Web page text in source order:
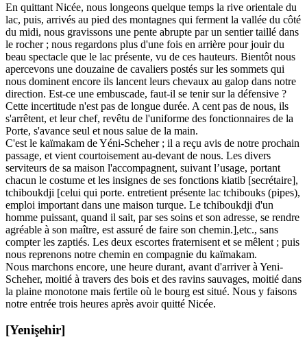
En quittant Nicée, nous longeons quelque temps la rive orientale du
lac, puis, arrivés au pied des montagnes qui ferment la vallée du côté
du midi, nous gravissons une pente abrupte par un sentier taillé dans
le rocher ; nous regardons plus d'une fois en arrière pour jouir du
beau spectacle que le lac présente, vu de ces hauteurs. Bientôt nous
apercevons une douzaine de cavaliers postés sur les sommets qui
nous dominent encore ils lancent leurs chevaux au galop dans notre
direction. Est-ce une embuscade, faut-il se tenir sur la défensive ?
Cette incertitude n'est pas de longue durée. A cent pas de nous, ils
s'arrêtent, et leur chef, revêtu de l'uniforme des fonctionnaires de la
Porte, s'avance seul et nous salue de la main.
C'est le kaïmakam de Yéni-Scheher ; il a reçu avis de notre prochain
passage, et vient courtoisement au-devant de nous. Les divers
serviteurs de sa maison l'accompagnent, suivant l’usage, portant
chacun le costume et les insignes de ses fonctions kiatib [secrétaire],
tchiboukdji [celui qui porte. entretient présente lac tchibouks (pipes),
emploi important dans une maison turque. Le tchiboukdji d'un
homme puissant, quand il sait, par ses soins et son adresse, se rendre
agréable à son maître, est assuré de faire son chemin.],etc., sans
compter les zaptiés. Les deux escortes fraternisent et se mêlent ; puis
nous reprenons notre chemin en compagnie du kaïmakam.
Nous marchons encore, une heure durant, avant d'arriver à Yeni-
Scheher, moitié à travers des bois et des ravins sauvages, moitié dans
la plaine monotone mais fertile où le bourg est situé. Nous y faisons
notre entrée trois heures après avoir quitté Nicée.
[Yenişehir]